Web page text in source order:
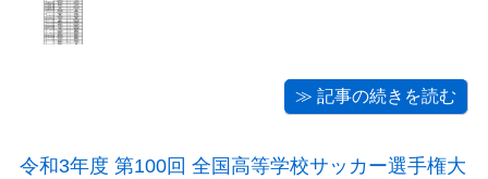
≫ 記事の続きを読む
令和3年度 第100回 全国高等学校サッカー選手権大